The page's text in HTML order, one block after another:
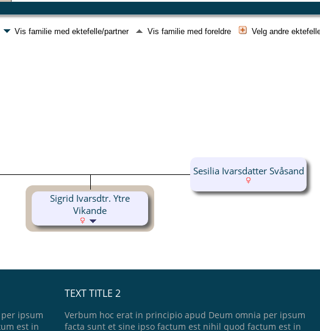
Vis familie med ektefelle/partner Vis familie med foreldre Velg andre
Sesilia Ivarsdatter Svåsand
Sigrid Ivarsdtr. Ytre
Vikande
ipsum
est in
TEXT TITLE 2
Verbum hoc erat in principio apud Deum omnia per ipsum
facta sunt et sine ipso factum est nihil quod factum est in